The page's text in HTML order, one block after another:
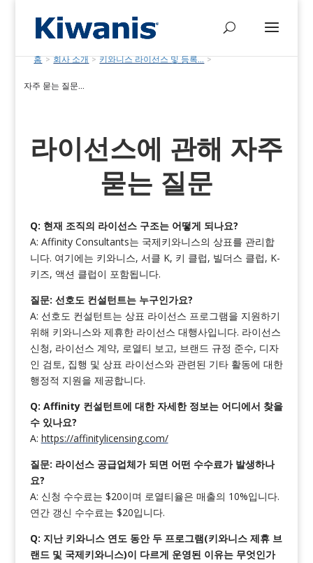
홈 > 회사 소개 > 키와니스 라이선스 및 등록... >
자주 묻는 질문...
라이선스에 관해 자주
묻는 질문
Q: 현재 조직의 라이선스 구조는 어떻게 되나요?
A: Affinity Consultants는 국제키와니스의 상표를 관리합
니다. 여기에는 키와니스, 서클 K, 키 클럽, 빌더스 클럽, K-
키즈, 액션 클럽이 포함됩니다.
질문: 선호도 컨설턴트는 누구인가요?
A: 선호도 컨설턴트는 상표 라이선스 프로그램을 지원하기
위해 키와니스와 제휴한 라이선스 대행사입니다. 라이선스
신청, 라이선스 계약, 로열티 보고, 브랜드 규정 준수, 디자
인 검토, 집행 및 상표 라이선스와 관련된 기타 활동에 대한
행정적 지원을 제공합니다.
Q: Affinity 컨설턴트에 대한 자세한 정보는 어디에서 찾을
수 있나요?
A: https://affinitylicensing.com/
질문: 라이선스 공급업체가 되면 어떤 수수료가 발생하나
요?
A: 신청 수수료는 $20이며 로열티율은 매출의 10%입니다.
연간 갱신 수수료는 $20입니다.
Q: 지난 키와니스 연도 동안 두 프로그램(키와니스 제휴 브
랜드 및 국제키와니스)이 다르게 운영된 이유는 무엇인가